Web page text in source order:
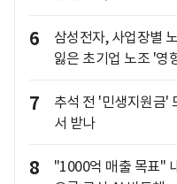
6
삼성전자, 사업장별
잃은 초기업 노조 '영
7
추석 전 '민생지원금'
서 받나
8
"1000억 매출 목표"